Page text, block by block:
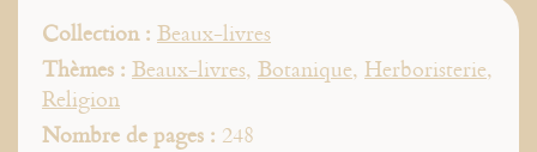
Collection : Beaux-livres
Thèmes : Beaux-livres, Botanique, Herboristerie,
Religion
Nombre de pages : 248